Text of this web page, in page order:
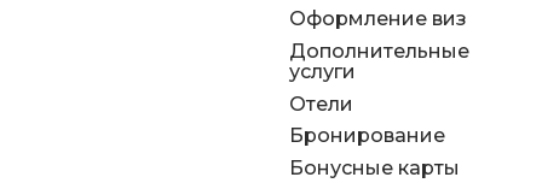
Оформление виз
Дополнительные
услуги
Отели
Бронирование
Бонусные карты